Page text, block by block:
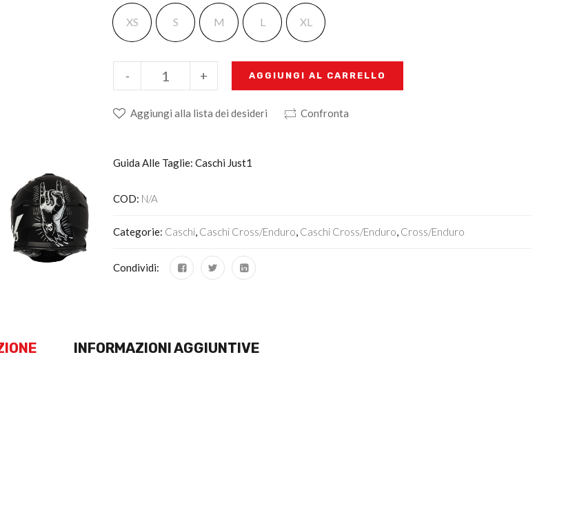
XS S M L XL
+
- AGGIUNGI AL CARRELLO
Aggiungi alla lista dei desideri Confronta
Guida Alle Taglie: Caschi Just1
COD: N/A
Categorie: Caschi Caschi Cross/enduro Caschi Cross/enduro Cross/Enduro
Condividi:
INFORMAZIONI AGGIUNTIVE